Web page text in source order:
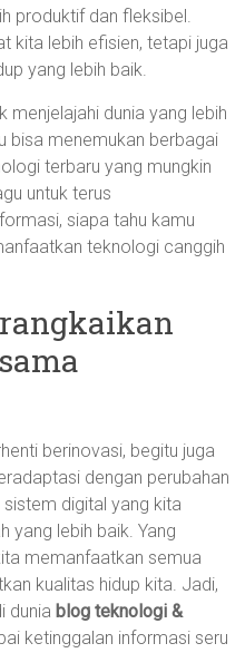
produktif dan fleksibel.
kita lebih efisien, tetapi juga
yang lebih baik.
menjelajahi dunia yang lebih
bisa menemukan berbagai
terbaru yang mungkin
untuk terus
siapa tahu kamu
teknologi canggih
berinovasi, begitu juga
dengan perubahan
digital yang kita
yang lebih baik. Yang
memanfaatkan semua
kualitas hidup kita. Jadi,
dunia blog teknologi &
ketinggalan informasi seru